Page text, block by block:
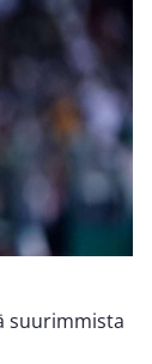
suurimmista